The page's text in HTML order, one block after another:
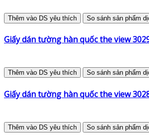
Thêm vào DS yêu thích So sánh sản phẩm
Giấy dán tường hàn quốc the view
Thêm vào DS yêu thích So sánh sản phẩm
Giấy dán tường hàn quốc the view
Thêm vào DS yêu thích So sánh sản phẩm